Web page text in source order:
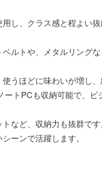
し、クラス感と程よい
ルトや、メタルリング
うほどに味わいが増し
トPCも収納可能で、ビ
など、収納力も抜群で
ーンで活躍します。